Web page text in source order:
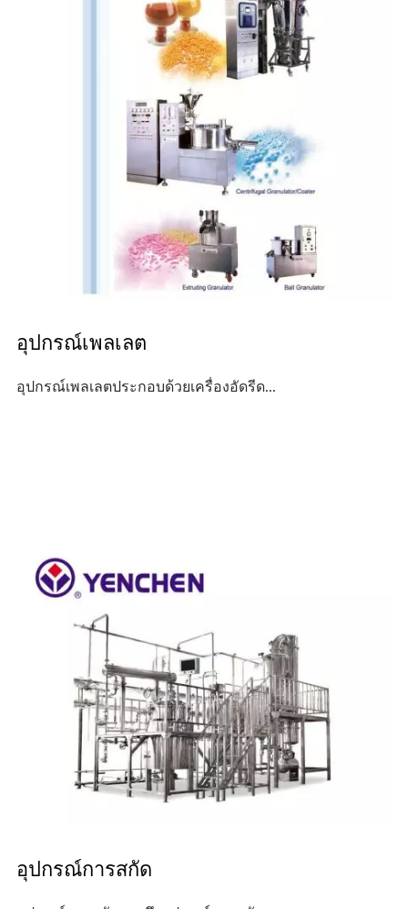
อุปกรณ์เพลเลต
อุปกรณ์เพลเลตประกอบด้วยเครื่องอัดรีด...
อุปกรณ์การสกัด